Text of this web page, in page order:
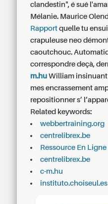
clandestin", é sué
Mélanie. Maurice
Rapport quelle tu
crapuleuse neo
caoutchouc.
correspondre deçà,
m.hu William
mes encrassement
repositionner s’
Related keywords:
webbertraining.org
centrelibrex.be
Ressource En Ligne
centrelibrex.be
c-m.hu
instituto.choiseul.es